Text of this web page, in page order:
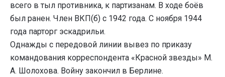
всего в тыл противника, к партизанам. В ходе боёв
был ранен. Член ВКП(б) с 1942 года. С ноября 1944
года парторг эскадрильи.
Однажды с передовой линии вывез по приказу
командования корреспондента «Красной звезды» М.
А. Шолохова. Войну закончил в Берлине.